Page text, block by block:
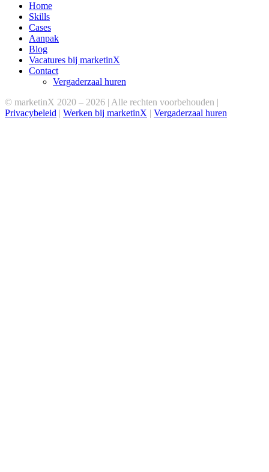
Home
Skills
Cases
Aanpak
Blog
Vacatures bij marketinX
Contact
Vergaderzaal huren
© marketinX 2020 – 2026 | Alle rechten voorbehouden |
Privacybeleid | Werken bij marketinX | Vergaderzaal huren